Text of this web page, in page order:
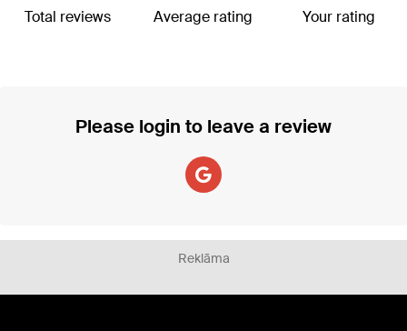
Total reviews Average rating Your rating
Please login to leave a review
Reklāma